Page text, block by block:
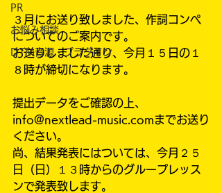
PR
お悩み相談
DTM音源・プラグイン
３月にお送り致しました、作詞コンペ
についてのご案内です。
お送りしました通り、今月１５日の１
８時が締切になります。
提出データをご確認の上、
info@nextlead-music.comまでお送り
ください。
尚、結果発表にはついては、今月２５
日（日）１３時からのグループレッス
ンで発表致します。